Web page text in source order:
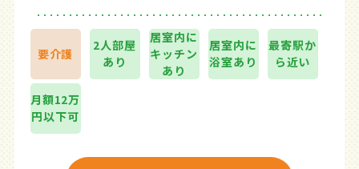
要介護
2人部屋
あり
居室内に
キッチン
あり
居室内に
浴室あり
最寄駅か
ら近い
月額12万
円以下可